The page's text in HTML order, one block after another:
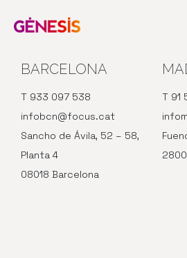
BARCELONA
T 933 097 538
infobcn@focus.cat
Sancho de Ávila, 52 – 58,
Planta 4
08018 Barcelona
T 91